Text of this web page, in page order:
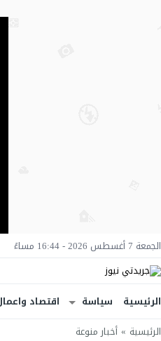
الجمعة 7 أغسطس 2026 - 16:44 مساءً
الرئيسية سياسة اقتصاد
الرئيسية » أخبار منوعة